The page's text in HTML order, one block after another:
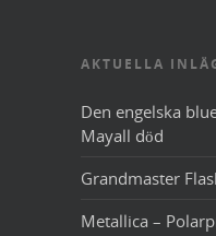
AKTUELLA
Den engelska
Mayall död
Grandmaster
Metallica –